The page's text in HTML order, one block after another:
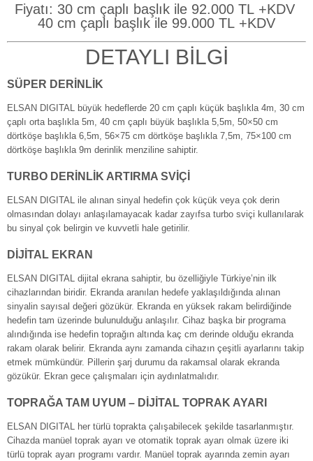
Fiyatı: 30cm çaplı başlık ile 92.000 TL +KDV
40 cm çaplı başlık ile 99.000 TL +KDV
DETAYLI BİLGİ
SÜPER DERİNLİK
ELSAN DIGITAL büyük hedeflerde 20 cm çaplı küçük başlıkla 4m, 30 cm
çaplı orta başlıkla 5m, 40 cm çaplı büyük başlıkla 5,5m, 50×50 cm
dörtköşe başlıkla 6,5m, 56×75 cm dörtköşe başlıkla 7,5m, 75×100 cm
dörtköşe başlıkla 9m derinlik menziline sahiptir.
TURBO DERİNLİK ARTIRMA SVİÇİ
ELSAN DIGITAL ile alınan sinyal hedefin çok küçük veya çok derin
olmasından dolayı anlaşılamayacak kadar zayıfsa turbo sviçi kullanılarak
bu sinyal çok belirgin ve kuvvetli hale getirilir.
DİJİTAL EKRAN
ELSAN DIGITAL dijital ekrana sahiptir, bu özelliğiyle Türkiye’nin ilk
cihazlarından biridir. Ekranda aranılan hedefe yaklaşıldığında alınan
sinyalin sayısal değeri gözükür. Ekranda en yüksek rakam belirdiğinde
hedefin tam üzerinde bulunulduğu anlaşılır. Cihaz başka bir programa
alındığında ise hedefin toprağın altında kaç cm derinde olduğu ekranda
rakam olarak belirir. Ekranda aynı zamanda cihazın çeşitli ayarlarını takip
etmek mümkündür. Pillerin şarj durumu da rakamsal olarak ekranda
gözükür. Ekran gece çalışmaları için aydınlatmalıdır.
TOPRAĞA TAM UYUM – DİJİTAL TOPRAK AYARI
ELSAN DIGITAL her türlü toprakta çalışabilecek şekilde tasarlanmıştır.
Cihazda manüel toprak ayarı ve otomatik toprak ayarı olmak üzere iki
türlü toprak ayarı programı vardır. Manüel toprak ayarında zemin ayarı